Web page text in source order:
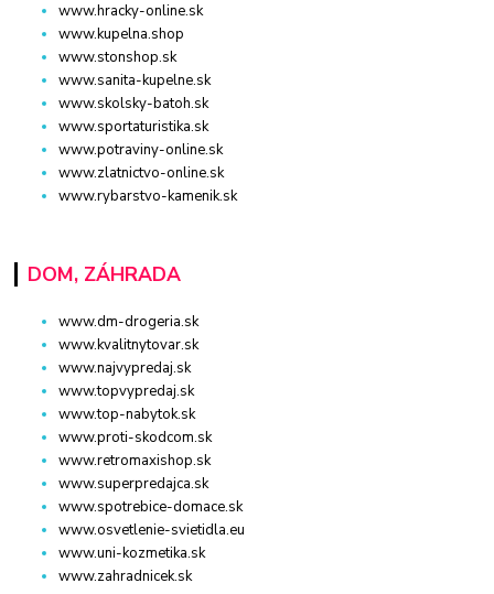
www.hracky-online.sk
www.kupelna.shop
www.stonshop.sk
www.sanita-kupelne.sk
www.skolsky-batoh.sk
www.sportaturistika.sk
www.potraviny-online.sk
www.zlatnictvo-online.sk
www.rybarstvo-kamenik.sk
DOM, ZÁHRADA
www.dm-drogeria.sk
www.kvalitnytovar.sk
www.najvypredaj.sk
www.topvypredaj.sk
www.top-nabytok.sk
www.proti-skodcom.sk
www.retromaxishop.sk
www.superpredajca.sk
www.spotrebice-domace.sk
www.osvetlenie-svietidla.eu
www.uni-kozmetika.sk
www.zahradnicek.sk